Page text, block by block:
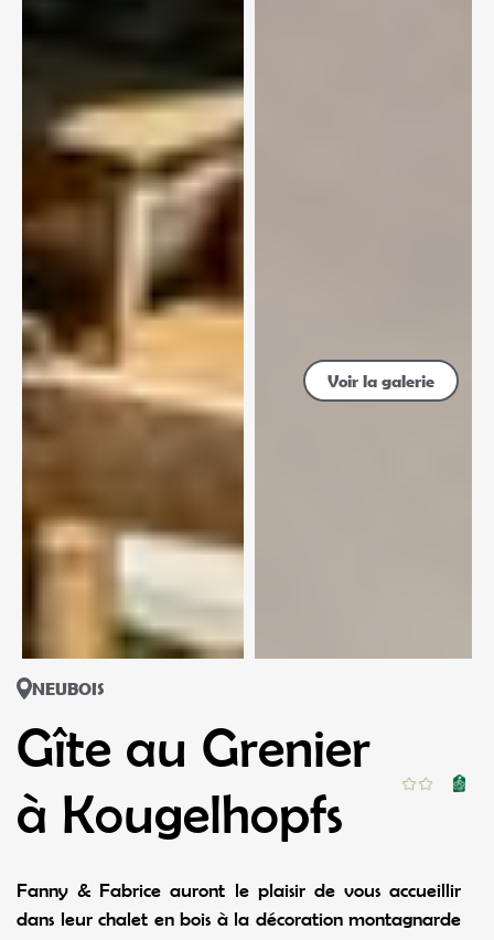
Voir la galerie
NEUBOIS
Gîte au Grenier
à Kougelhopfs
Fanny & Fabrice auront le plaisir de vous accueillir
dans leur chalet en bois à la décoration montagnarde